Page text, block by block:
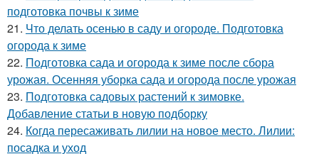
подготовка почвы к зиме
21. Что делать осенью в саду и огороде. Подготовка
огорода к зиме
22. Подготовка сада и огорода к зиме после сбора
урожая. Осенняя уборка сада и огорода после урожая
23. Подготовка садовых растений к зимовке.
Добавление статьи в новую подборку
24. Когда пересаживать лилии на новое место. Лилии:
посадка и уход